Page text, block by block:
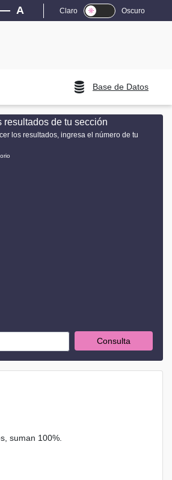
A Claro Oscuro
Base de Datos
resultados de tu sección
los resultados, ingresa el número de tu
Consulta
suman 100%.